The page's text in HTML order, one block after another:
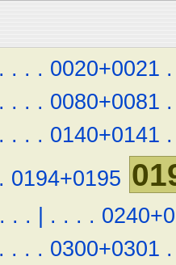
. . . . 0020+0021 .
. . . . 0080+0081 .
. . . . 0140+0141 .
. 0194+0195
. . . | . . . .
. . . . 0300+0301 .